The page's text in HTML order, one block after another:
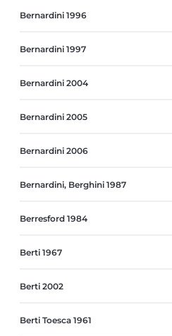
Bernardini 1996
Bernardini 1997
Bernardini 2004
Bernardini 2005
Bernardini 2006
Bernardini, Berghini 1987
Berresford 1984
Berti 1967
Berti 2002
Berti Toesca 1961